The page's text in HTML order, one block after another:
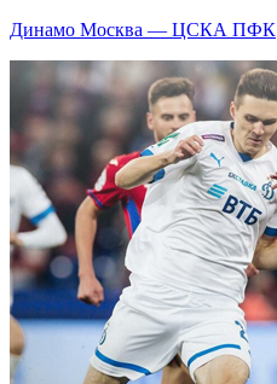
Динамо Москва — ЦСКА ПФК